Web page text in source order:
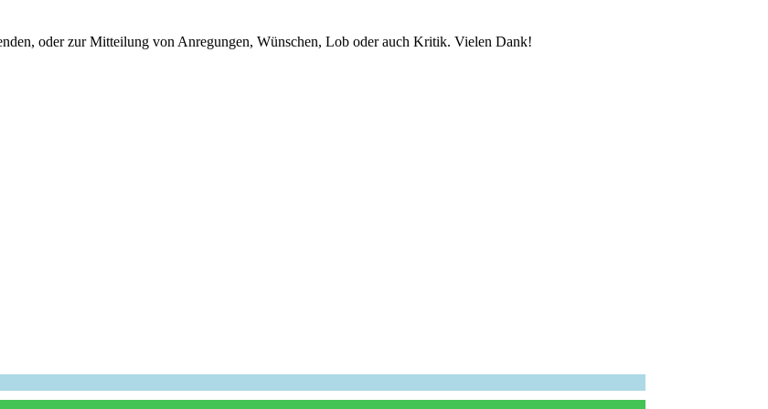
oder zur Mitteilung von Anregungen, Wünschen, Lob oder auch Kritik. Vielen Dank!